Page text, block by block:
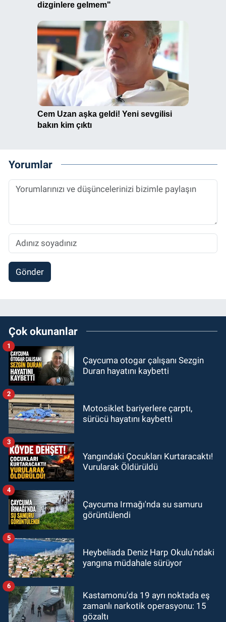
Yorumlar
Gönder
Çok okunanlar
Çaycuma otogar çalışanı Sezgin
Duran hayatını kaybetti
1
Motosiklet bariyerlere çarptı,
sürücü hayatını kaybetti
2
Yangındaki Çocukları Kurtaracaktı!
Vurularak Öldürüldü
3
Çaycuma Irmağı'nda su samuru
görüntülendi
4
Heybeliada Deniz Harp Okulu'ndaki
yangına müdahale sürüyor
5
Kastamonu'da 19 ayrı noktada eş
zamanlı narkotik operasyonu: 15
gözaltı
6